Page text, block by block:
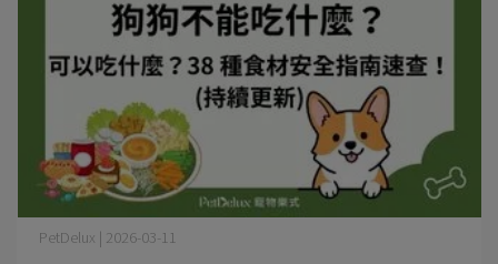
PetDelux | 2026-03-11